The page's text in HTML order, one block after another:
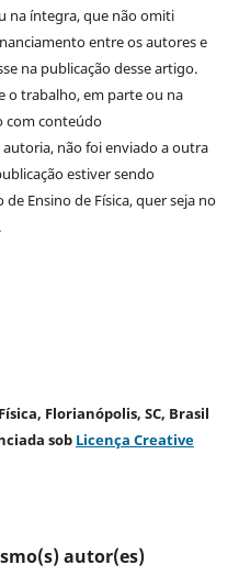
na íntegra, que não omiti
entre os autores e
na publicação desse artigo.
o trabalho, em parte ou na
com conteúdo
não foi enviado a outra
estiver sendo
Ensino de Física, quer seja no
Florianópolis, SC, Brasil
sob Licença Creative
autor(es)